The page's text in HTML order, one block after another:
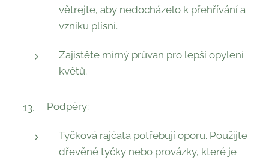
větrejte, aby nedocházelo k přehřívání a
vzniku plísní.
Zajistěte mírný průvan pro lepší opylení
květů.
Podpěry:
Tyčková rajčata potřebují oporu. Použijte
dřevěné tyčky nebo provázky, které je